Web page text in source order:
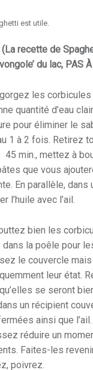
est utile.
(La recette de
du lac, PAS
les corbicules
quantité d’eau
pour éliminer le
1 à 2 fois. Retirez
min., mettez à
que vous
En parallèle, dans
l’huile avec l’ail.
bien les
dans la poêle pour
le couvercle
leur état.
se seront
un récipient
ainsi que
réduire un
Faites-les
poivrez.